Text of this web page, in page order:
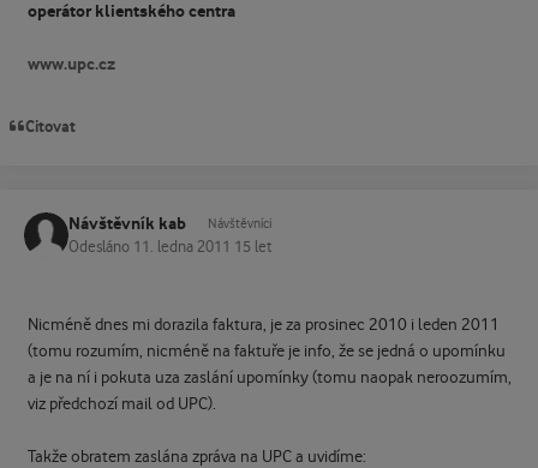
operátor klientského centra
www.upc.cz
Citovat
Návštěvník kab Návštěvníci
Odesláno 11. ledna 2011 15 let
Nicméně dnes mi dorazila faktura, je za prosinec 2010 i leden 2011
(tomu rozumím, nicméně na faktuře je info, že se jedná o upomínku
a je na ní i pokuta uza zaslání upomínky (tomu naopak neroozumím,
viz předchozí mail od UPC).
Takže obratem zaslána zpráva na UPC a uvidíme: